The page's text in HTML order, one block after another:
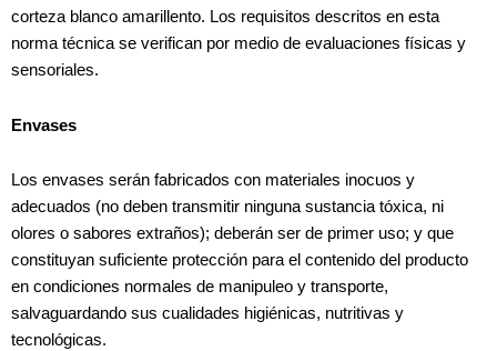
corteza blanco amarillento. Los requisitos descritos en esta
norma técnica se verifican por medio de evaluaciones físicas y
sensoriales.
Envases
Los envases serán fabricados con materiales inocuos y
adecuados (no deben transmitir ninguna sustancia tóxica, ni
olores o sabores extraños); deberán ser de primer uso; y que
constituyan suficiente protección para el contenido del producto
en condiciones normales de manipuleo y transporte,
salvaguardando sus cualidades higiénicas, nutritivas y
tecnológicas.